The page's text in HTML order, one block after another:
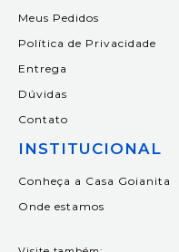
Meus Pedidos
Política de Privacidade
Entrega
Dúvidas
Contato
INSTITUCIONAL
Conheça a Casa Goianita
Onde estamos